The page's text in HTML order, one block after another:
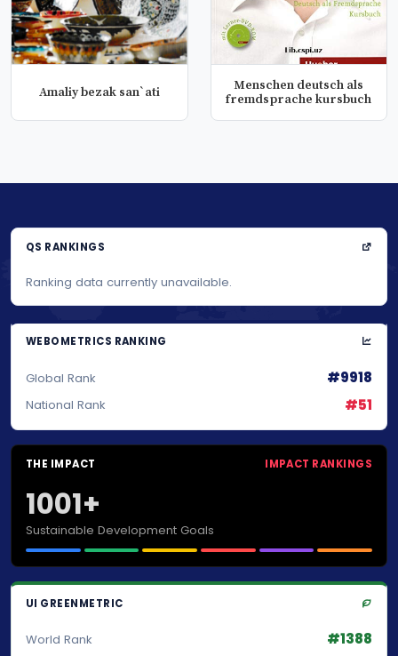
Amaliy bezak san`ati
Menschen deutsch als
fremdsprache kursbuch
QS RANKINGS
Ranking data currently unavailable.
WEBOMETRICS RANKING
Global Rank #9918
National Rank #51
THE IMPACT IMPACT RANKINGS
1001+
Sustainable Development Goals
UI GREENMETRIC
World Rank #1388